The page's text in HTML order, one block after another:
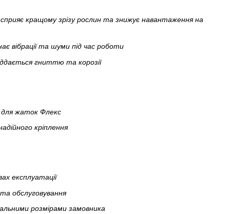
кращому зрізу рослин та знижує навантаження на
вібрації та шуми під час роботи
гниттю та корозії
для жаток Флекс
кріплення
експлуатації
обслуговування
розмірами замовника